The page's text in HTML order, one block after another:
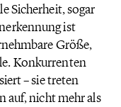
Sicherheit, sogar
ist
Größe,
Konkurrenten
– sie treten
auf, nicht mehr als